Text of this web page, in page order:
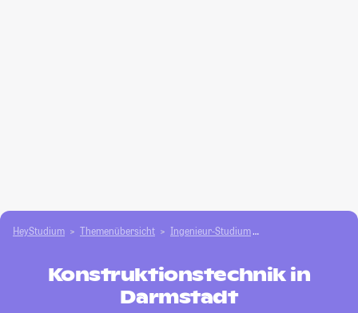
HeyStudium Themenübersicht Ingenieur-Studium
Konstruktionstechnik in
Darmstadt